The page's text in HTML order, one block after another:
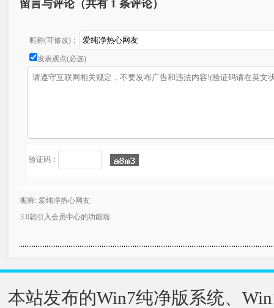
留言与评论（共有 1 条评论）
昵称(可修改)：
发表观点(必选)
验证码：
昵称: 爱纯净热心网友
3.0就引入会员中心的功能啦
本站发布的Win7纯净版系统、